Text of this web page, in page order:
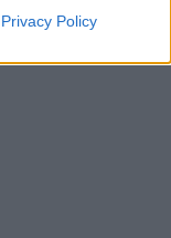
Privacy Policy